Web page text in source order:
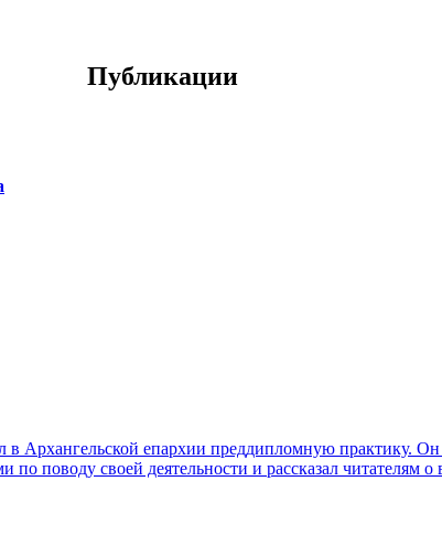
Публикации
епархии преддипломную практику. Он
поводу своей деятельности и рассказал читателям о